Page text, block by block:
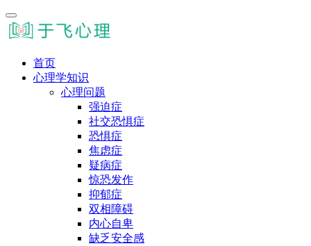
首页
心理学知识
心理问题
强迫症
社交恐惧症
恐惧症
焦虑症
疑病症
惊恐发作
抑郁症
双相障碍
内心自卑
缺乏安全感